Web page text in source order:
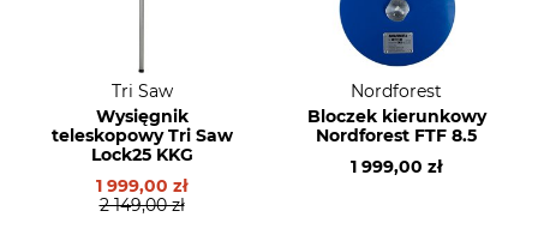
Tri Saw
Wysięgnik
teleskopowy Tri Saw
Lock25 KKG
1 999,00 zł
2 149,00 zł
Nordforest
Bloczek kierunkowy
Nordforest FTF 8.5
1 999,00 zł